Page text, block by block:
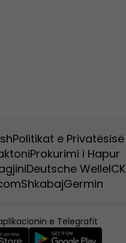
Politikat e Privatësisë
Prokurimi i Hapur
Deutsche WelleICK
ShkabajGermin
e Telegrafit